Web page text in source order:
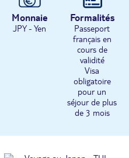
Monnaie
JPY - Yen
Formalités
Passeport
français en
cours de
validité
Visa
obligatoire
pour un
séjour de plus
de 3 mois